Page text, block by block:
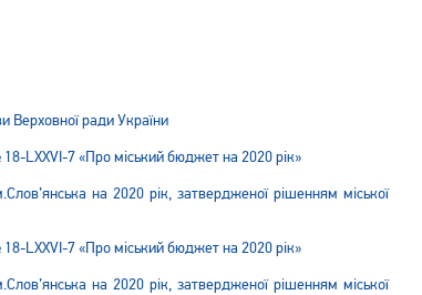
Верховної ради України
LXXVI-7 «Про міський бюджет на 2020 рік»
на 2020 рік, затвердженої рішенням міської
LXXVI-7 «Про міський бюджет на 2020 рік»
на 2020 рік, затвердженої рішенням міської